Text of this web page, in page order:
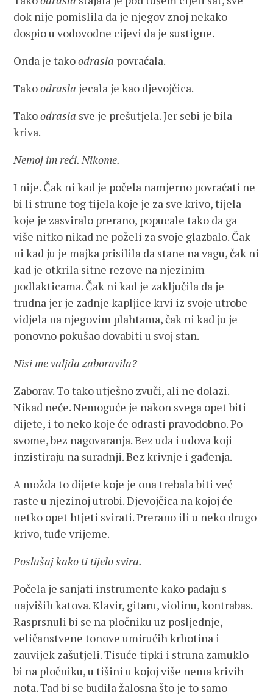
dok nije pomislila da je njegov znoj nekako
dospio u vodovodne cijevi da je sustigne.
Onda je takoodrasla povraćala.
Takoodrasla jecala je kao djevojčica.
Takoodrasla sve je prešutjela. Jer sebi je bila
kriva.
Nemoj im reći. Nikome.
I nije. Čak ni kad je počela namjerno povraćati ne
bi li strune tog tijela koje je za sve krivo, tijela
koje je zasviralo prerano, popucale tako da ga
više nitko nikad ne poželi za svoje glazbalo. Čak
ni kad ju je majka prisilila da stane na vagu, čak ni
kad je otkrila sitne rezove na njezinim
podlakticama. Čak ni kad je zaključila da je
trudna jer je zadnje kapljice krvi iz svoje utrobe
vidjela na njegovim plahtama, čak ni kad ju je
ponovno pokušao dovabiti u svoj stan.
Nisi me valjda zaboravila?
Zaborav. To tako utješno zvuči, ali ne dolazi.
Nikad neće. Nemoguće je nakon svega opet biti
dijete, i to neko koje će odrasti pravodobno. Po
svome, bez nagovaranja. Bez uda i udova koji
inzistiraju na suradnji. Bez krivnje i gađenja.
A možda to dijete koje je ona trebala biti već
raste u njezinoj utrobi. Djevojčica na kojoj će
netko opet htjeti svirati. Prerano ili u neko drugo
krivo, tuđe vrijeme.
Poslušaj kako ti tijelo svira.
Počela je sanjati instrumente kako padaju s
najviših katova. Klavir, gitaru, violinu, kontrabas.
Rasprsnuli bi se na pločniku uz posljednje,
veličanstvene tonove umirućih krhotina i
zauvijek zašutjeli. Tisuće tipki i struna zamuklo
bi na pločniku, u tišini u kojoj više nema krivih
nota. Tad bi se budila žalosna što je to samo